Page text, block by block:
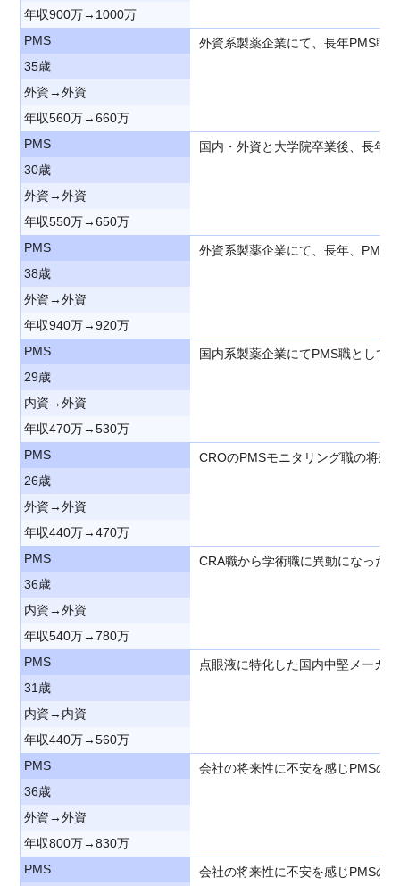
年収900万→1000万
PMS
外資系製薬企業にて、長年PMS職
35歳
外資→外資
年収560万→660万
PMS
国内・外資と大学院卒業後、長年
30歳
外資→外資
年収550万→650万
PMS
外資系製薬企業にて、長年、PMS
38歳
外資→外資
年収940万→920万
PMS
国内系製薬企業にてPMS職として
29歳
内資→外資
年収470万→530万
PMS
CROのPMSモニタリング職の将
26歳
外資→外資
年収440万→470万
PMS
CRA職から学術職に異動になった
36歳
内資→外資
年収540万→780万
PMS
点眼液に特化した国内中堅メーカ
31歳
内資→内資
年収440万→560万
PMS
会社の将来性に不安を感じPMSの
36歳
外資→外資
年収800万→830万
PMS
会社の将来性に不安を感じPMSの